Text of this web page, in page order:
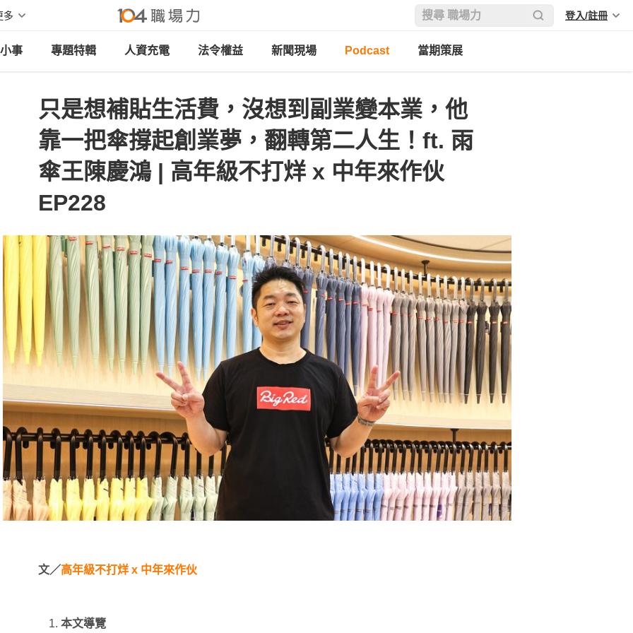
多 登入/註冊
事 專題特輯 人資充電 法令權益 新聞現場 Podcast 當期策展
只是想補貼生活費，沒想到副業變本業，他
靠一把傘撐起創業夢，翻轉第二人生！ft. 雨
傘王陳慶鴻 | 高年級不打烊 x 中年來作伙
EP228
文／高年級不打烊 x 中年來作伙
本文導覽